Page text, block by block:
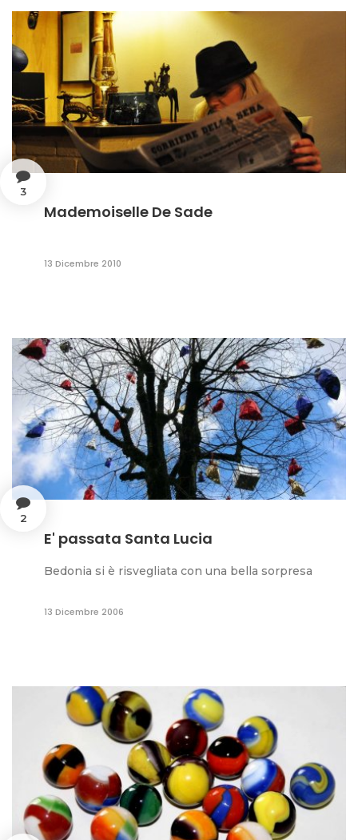
3
Mademoiselle De Sade
13 Dicembre 2010
2
E' passata Santa Lucia
Bedonia si è risvegliata con una bella sorpresa
13 Dicembre 2006